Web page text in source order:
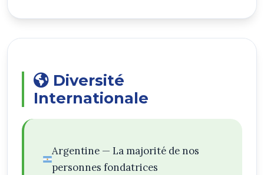
Diversité
Internationale
Argentine — La majorité de nos
personnes fondatrices